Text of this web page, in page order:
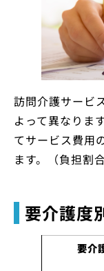
訪問介護サービ
よって異なりま
てサービス費用
ます。（負担割
要介護度
要介